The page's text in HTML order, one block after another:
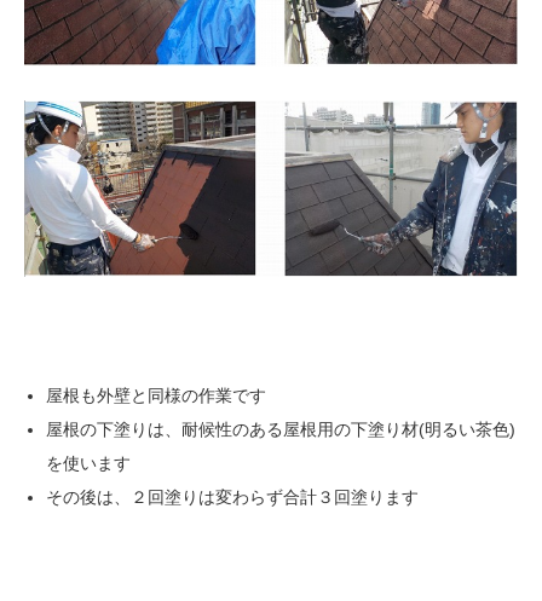
屋根も外壁と同様の作業です
屋根の下塗りは、耐候性のある屋根用の下塗り材(明るい茶色)
を使います
その後は、２回塗りは変わらず合計３回塗ります